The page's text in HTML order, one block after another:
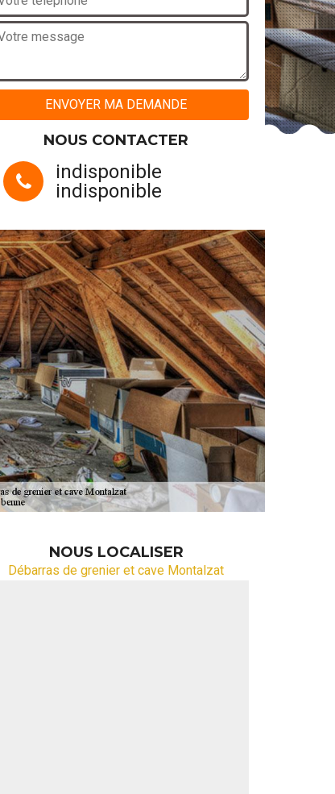
NOUS CONTACTER
indisponible
indisponible
NOUS LOCALISER
Débarras de grenier et cave Montalzat